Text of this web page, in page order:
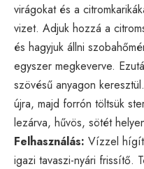
virágokat és a
vizet. Adjuk hozzá a
és hagyjuk állni
egyszer megkeverve.
szövésű anyagon
újra, majd forrón töltsük
lezárva, hűvös, sötét
Felhasználás: Vízzel
igazi tavaszi-nyári frissítő.